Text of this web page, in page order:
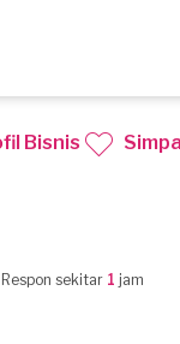
Bisnis
Respon sekitar 1 jam